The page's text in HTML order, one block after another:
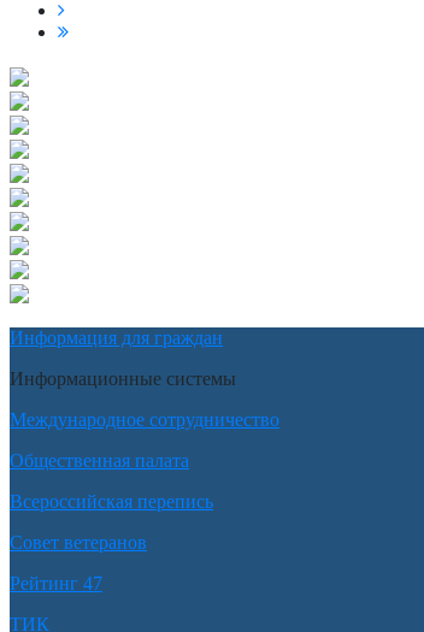
Информация для граждан
Информационные системы
Международное сотрудничество
Общественная палата
Всероссийская перепись
Совет ветеранов
Рейтинг 47
ТИК